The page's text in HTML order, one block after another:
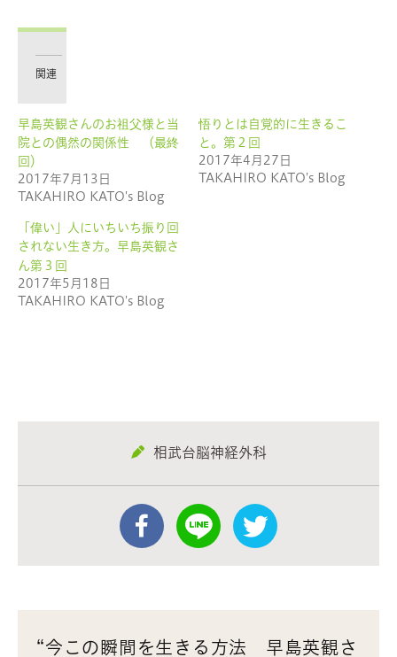
て
で
有
ウ
ィ
ン
ド
で
開
き
ま
て
く
だ
さ
(新
し
い
ウ
ン
ド
ウ
で
き
ま
す)
関連
早島英観さんのお祖父様と当
院との偶然の関係性 （最終
回）
2017年7月13日
TAKAHIRO KATO's Blog
悟りとは自覚的に生きるこ
と。第２回
2017年4月27日
TAKAHIRO KATO's Blog
「偉い」人にいちいち振り回
されない生き方。早島英観さ
ん第３回
2017年5月18日
TAKAHIRO KATO's Blog
相武台脳神経外科
“今この瞬間を生きる方法 早島英観さ